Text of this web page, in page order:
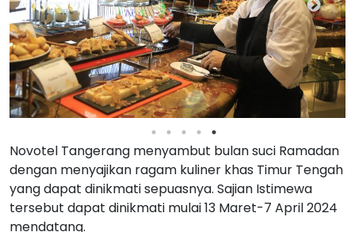
Novotel Tangerang menyambut bulan suci Ramadan
dengan menyajikan ragam kuliner khas Timur Tengah
yang dapat dinikmati sepuasnya. Sajian Istimewa
tersebut dapat dinikmati mulai 13 Maret-7 April 2024
mendatang.